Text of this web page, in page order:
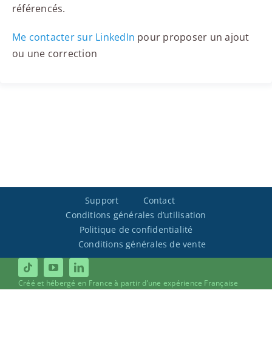
référencés.
Me contacter sur LinkedIn pour proposer un ajout
ou une correction
Support
Contact
Conditions générales d’utilisation
Politique de confidentialité
Conditions générales de vente
Créé et hébergé en France à partir d’une expérience Française